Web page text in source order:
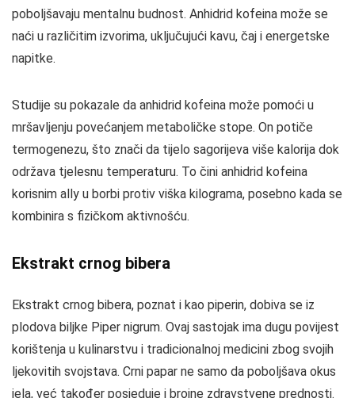
poboljšavaju mentalnu budnost. Anhidrid kofeina može se
naći u različitim izvorima, uključujući kavu, čaj i energetske
napitke.
Studije su pokazale da anhidrid kofeina može pomoći u
mršavljenju povećanjem metaboličke stope. On potiče
termogenezu, što znači da tijelo sagorijeva više kalorija dok
održava tjelesnu temperaturu. To čini anhidrid kofeina
korisnim ally u borbi protiv viška kilograma, posebno kada se
kombinira s fizičkom aktivnošću.
Ekstrakt crnog bibera
Ekstrakt crnog bibera, poznat i kao piperin, dobiva se iz
plodova biljke Piper nigrum. Ovaj sastojak ima dugu povijest
korištenja u kulinarstvu i tradicionalnoj medicini zbog svojih
ljekovitih svojstava. Crni papar ne samo da poboljšava okus
jela, već također posjeduje i brojne zdravstvene prednosti.